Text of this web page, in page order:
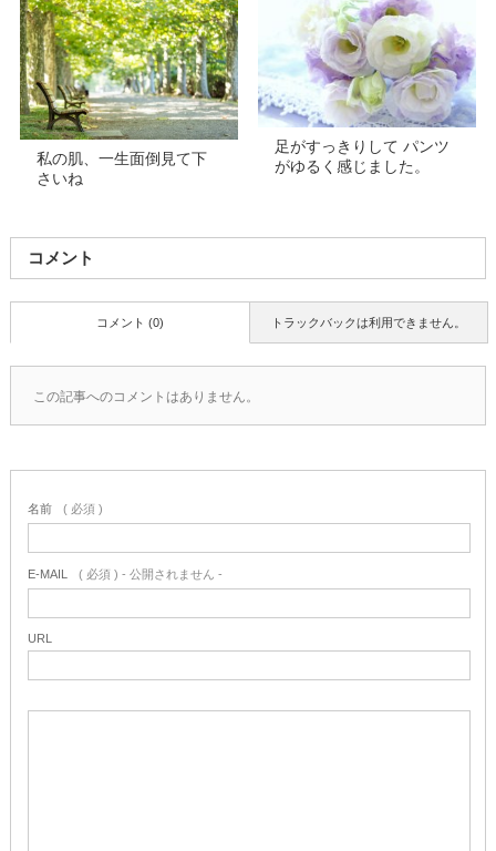
私の肌、一生面倒見て下
さいね
足がすっきりして パンツ
がゆるく感じました。
コメント
トラックバックは利用できません。
コメント (0)
この記事へのコメントはありません。
名前 ( 必須 )
E-MAIL ( 必須 ) - 公開されません -
URL